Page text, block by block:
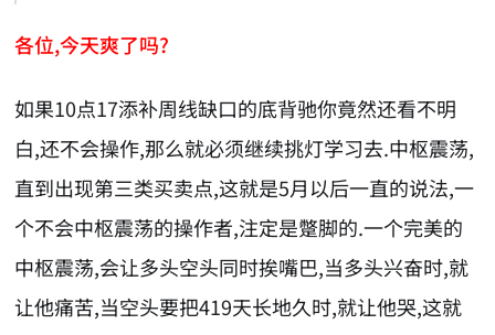
各位,今天爽了吗?
如果10点17添补周线缺口的底背驰你竟然还看不明
白,还不会操作,那么就必须继续挑灯学习去.中枢震荡,
直到出现第三类买卖点,这就是5月以后一直的说法,一
个不会中枢震荡的操作者,注定是蹩脚的.一个完美的
中枢震荡,会让多头空头同时挨嘴巴,当多头兴奋时,就
让他痛苦,当空头要把419天长地久时,就让他哭,这就